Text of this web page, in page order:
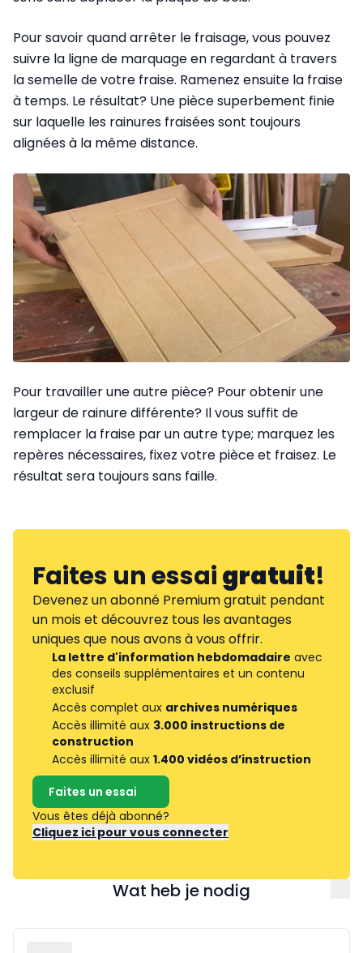
Pour savoir quand arrêter le fraisage, vous pouvez
suivre la ligne de marquage en regardant à travers
la semelle de votre fraise. Ramenez ensuite la fraise
à temps. Le résultat? Une pièce superbement finie
sur laquelle les rainures fraisées sont toujours
alignées à la même distance.
Pour travailler une autre pièce? Pour obtenir une
largeur de rainure différente? Il vous suffit de
remplacer la fraise par un autre type; marquez les
repères nécessaires, fixez votre pièce et fraisez. Le
résultat sera toujours sans faille.
Faites un essaigratuit!
Devenez un abonné Premium gratuit pendant
un mois et découvrez tous les avantages
uniques que nous avons à vous offrir.
La lettre d'information hebdomadaire avec
des conseils supplémentaires et un contenu
exclusif
Accès complet aux archives numériques
Accès illimité aux 3.000 instructions de
construction
Accès illimité aux 1.400 vidéos d’instruction
Faites un essai
Vous êtes déjà abonné?
Cliquez ici pour vous connecter
Wat heb je nodig